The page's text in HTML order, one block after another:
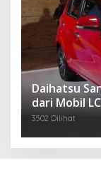
Daihatsu
dari Mobil
3502 Dilihat